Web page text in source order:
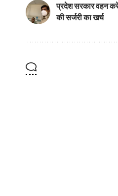
प्रदेश सरकार वहन
की सर्जरी का खर्च